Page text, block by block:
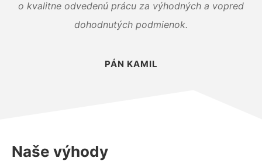
o kvalitne odvedenú prácu za výhodných a vopred
dohodnutých podmienok.
PÁN KAMIL
Naše výhody